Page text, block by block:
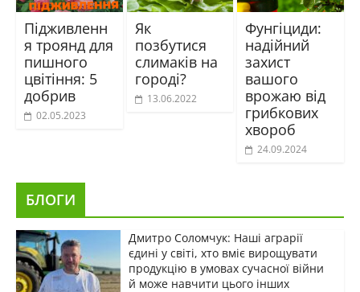
Підживленн
я троянд для
пишного
цвітіння: 5
добрив
02.05.2023
Як
позбутися
слимаків на
городі?
13.06.2022
Фунгіциди:
надійний
захист
вашого
врожаю від
грибкових
хвороб
24.09.2024
БЛОГИ
Дмитро Соломчук: Наші аграрії
єдині у світі, хто вміє вирощувати
продукцію в умовах сучасної війни
й може навчити цього інших